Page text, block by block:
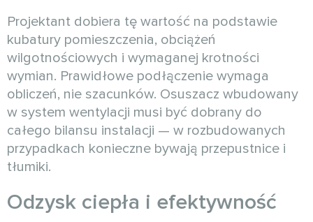
Projektant dobiera tę wartość na podstawie
kubatury pomieszczenia, obciążeń
wilgotnościowych i wymaganej krotności
wymian. Prawidłowe podłączenie wymaga
obliczeń, nie szacunków. Osuszacz wbudowany
w system wentylacji musi być dobrany do
całego bilansu instalacji — w rozbudowanych
przypadkach konieczne bywają przepustnice i
tłumiki.
Odzysk ciepła i efektywność